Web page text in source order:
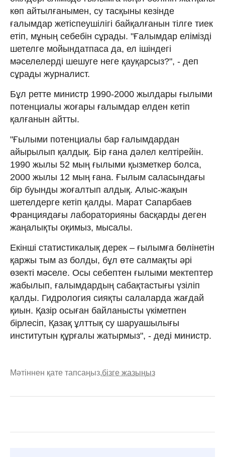
көп айтылғанымен, су тасқыны кезінде
ғалымдар жетіспеушілігі байқалғанын тілге тиек
етіп, мұның себебін сұрады. "Ғалымдар елімізді
шетелге мойындатпаса да, ел ішіндегі
мәселелерді шешуге неге қауқарсыз?", - деп
сұрады журналист.
Бұл ретте министр 1990-2000 жылдары ғылыми
потенциалы жоғары ғалымдар елден кетіп
қалғанын айтты.
"Ғылыми потенциалы бар ғалымдардан
айырылып қалдық. Бір ғана дәлел келтірейін.
1990 жылы 52 мың ғылыми қызметкер болса,
2000 жылы 12 мың ғана. Ғылым саласындағы
бір буынды жоғалтып алдық. Алыс-жақын
шетелдерге кетіп қалды. Марат Сапарбаев
Франциядағы лабораторияны басқарды деген
жаңалықты оқимыз, мысалы.
Екінші статистикалық дерек – ғылымға бөлінетін
қаржы тым аз болды, бұл өте салмақты әрі
өзекті мәселе. Осы себептен ғылыми мектептер
жабылып, ғалымдардың сабақтастығы үзіліп
қалды. Гидрология сияқты салаларда жағдай
қиын. Қазір осыған байланысты үкіметпен
бірлесіп, Қазақ ұлттық су шаруашылығы
институтын құрғалы жатырмыз", - деді министр.
Мәтіннен қате тапсаңыз,бізге жазыңыз